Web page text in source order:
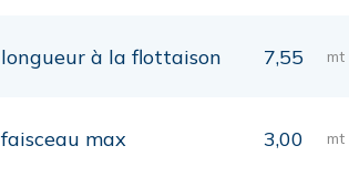
longueur à la flottaison 7,55 mt
faisceau max 3,00 mt